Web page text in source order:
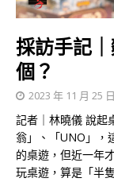
採訪手記
個？
2023 年 11 月 25 日
記者｜林曉儀 說起
翁」、「UNO」，
的桌遊，但近一年
玩桌遊，算是「半